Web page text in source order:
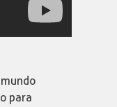
para